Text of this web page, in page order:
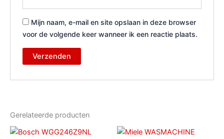
Mijn naam, e-mail en site opslaan in deze browser
voor de volgende keer wanneer ik een reactie plaats.
Gerelateerde producten